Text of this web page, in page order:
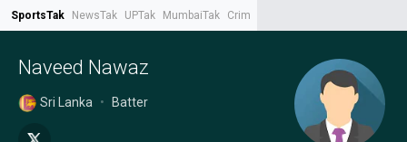
SportsTak NewsTak UPTak MumbaiTak CrimeTak
Naveed Nawaz
Sri Lanka • Batter